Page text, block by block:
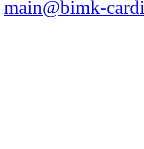
main@bimk-